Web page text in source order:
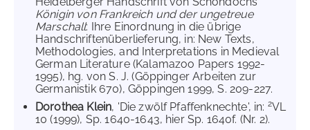
Königin von Frankreich und der ungetreue
Marschall: Ihre Einordnung in die übrige
Handschriftenüberlieferung, in: New Texts,
Methodologies, and Interpretations in Medieval
German Literature (Kalamazoo Papers 1992-
1995), hg. von S. J. (Göppinger Arbeiten zur
Germanistik 670), Göppingen 1999, S. 209-227.
Dorothea Klein, 'Die zwölf Pfaffenknechte', in: 2VL
10 (1999), Sp. 1640-1643, hier Sp. 1640f. (Nr. 2).